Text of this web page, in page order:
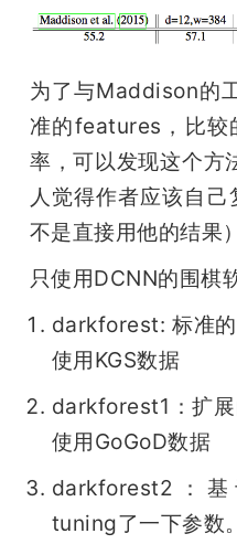
为了与Maddison的
准的features，比较
率，可以发现这个方
人觉得作者应该自
不是直接用他的结果）
只使用DCNN的围棋
darkforest: 标准
使用KGS数据
darkforest1：扩
使用GoGoD数据
darkforest2：
tuning了一下参数。